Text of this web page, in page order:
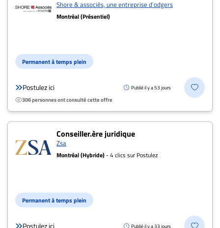
Offres
Continue
Métiers
Scoop?
CABINETS
ET
Espace
entreprises
Publier
un
emploi
Shore & associés, une entreprise d’odgers
Montréal (Présentiel)
Permanent à temps plein
Postulez ici Publié il y a 53 jours
306 personnes ont consulté cette offre
Conseiller.ère juridique
Zsa
Montréal (Hybride)- 4 clics sur Postulez
Permanent à temps plein
Postulez ici Publié il y a 33 jours